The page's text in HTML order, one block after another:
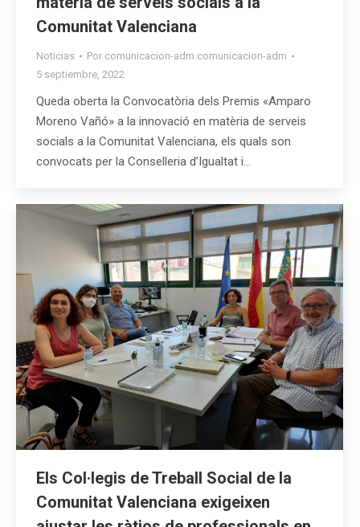
Comunitat Valenciana
Noticias Por comunicacion-adm comunicacion-adm
5 septiembre, 2022
Queda oberta la Convocatòria dels Premis «Amparo
Moreno Vañó» a la innovació en matèria de serveis
socials a la Comunitat Valenciana, els quals son
convocats per la Conselleria d’Igualtat i…
Els Col·legis de Treball Social de la
Comunitat Valenciana exigeixen